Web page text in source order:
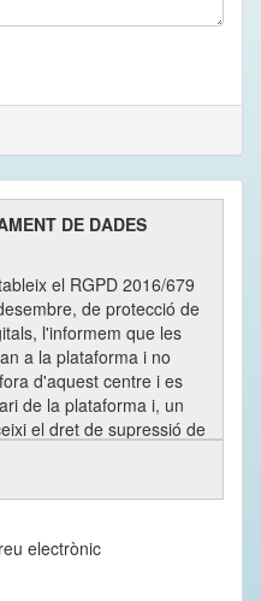
DE DADES
el RGPD 2016/679
de protecció de
l'informem que les
a la plataforma i no
d'aquest centre i es
de la plataforma i, un
el dret de supressió de
la UE. La gestió
terme KOMPINI
B67298166 i domicili a C/
electrònic